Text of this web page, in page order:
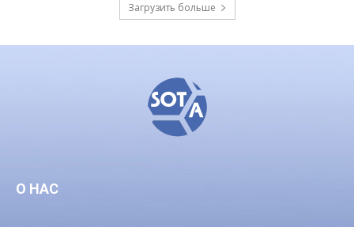
Загрузить больше
О НАС